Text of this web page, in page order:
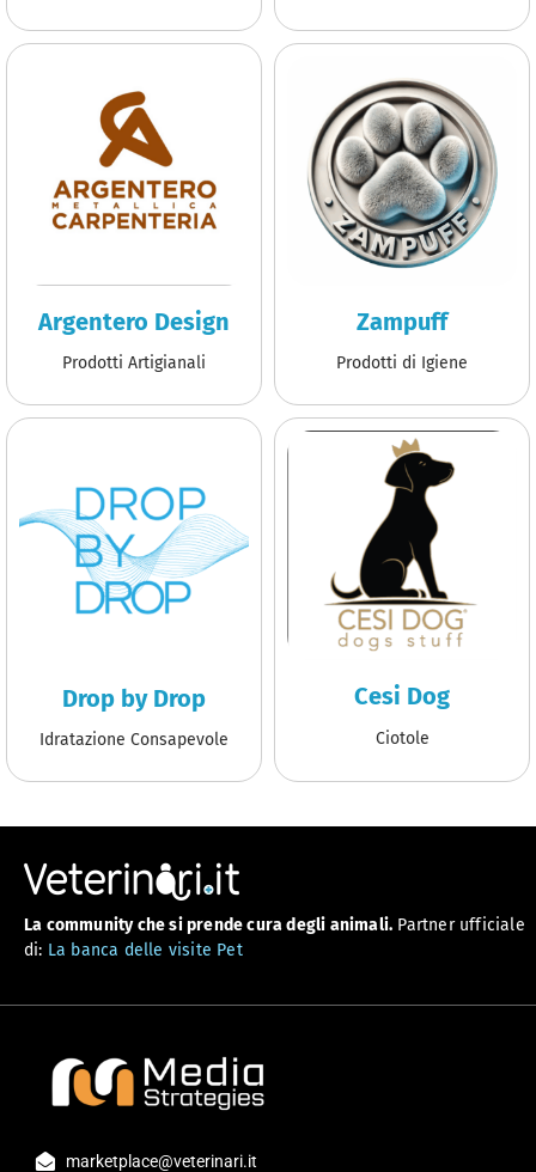
Argentero Design
Prodotti Artigianali
Zampuff
Prodotti di Igiene
Drop by Drop
Idratazione Consapevole
Cesi Dog
Ciotole
La community che si prende cura degli animali. Partner ufficiale
di: La banca delle visite Pet
marketplace@veterinari.it